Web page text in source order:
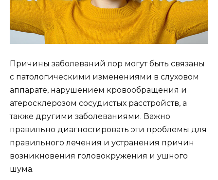
Причины заболеваний лор могут быть связаны
с патологическими изменениями в слуховом
аппарате, нарушением кровообращения и
атеросклерозом сосудистых расстройств, а
также другими заболеваниями. Важно
правильно диагностировать эти проблемы для
правильного лечения и устранения причин
возникновения головокружения и ушного
шума.